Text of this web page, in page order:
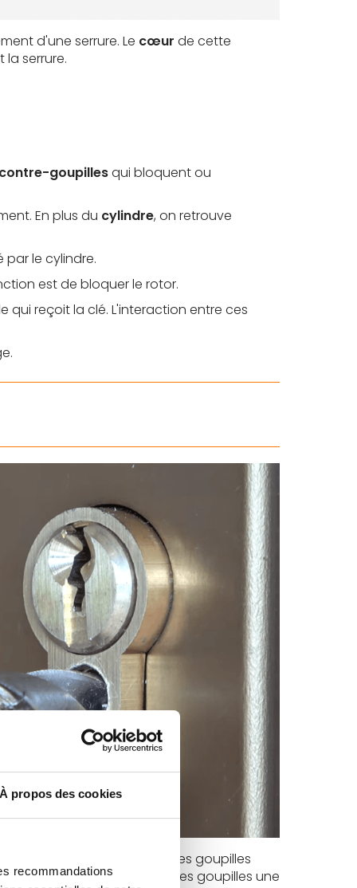
À propos des cookies
recommandations
d'une serrure. Le cœur de cette
serrure.
contre-goupillesqui bloquent ou
En plus du cylindre, on retrouve
par le cylindre.
est de bloquer le rotor.
qui reçoit la clé. L'interaction entre ces
la rotation du rotor. Ces goupilles
peut tenter de faire sortir les goupilles une